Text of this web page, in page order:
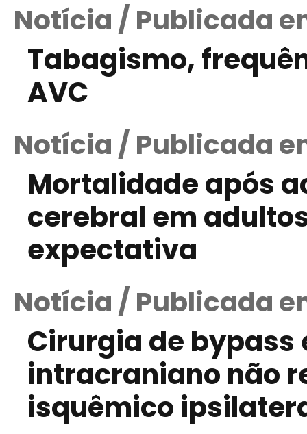
Notícia / Publicada
Tabagismo,
AVC
Notícia / Publicada
Mortalidade após
cerebral em
expectativa
Notícia / Publicada
Cirurgia de
intracraniano não
isquêmico